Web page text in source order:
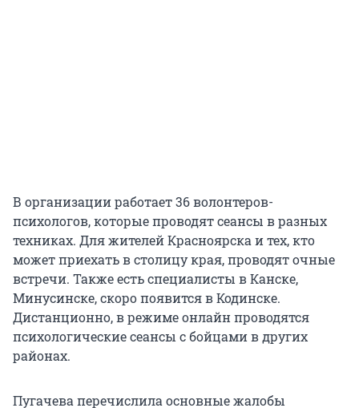
В организации работает 36 волонтеров-
психологов, которые проводят сеансы в разных
техниках. Для жителей Красноярска и тех, кто
может приехать в столицу края, проводят очные
встречи. Также есть специалисты в Канске,
Минусинске, скоро появится в Кодинске.
Дистанционно, в режиме онлайн проводятся
психологические сеансы с бойцами в других
районах.
Пугачева перечислила основные жалобы